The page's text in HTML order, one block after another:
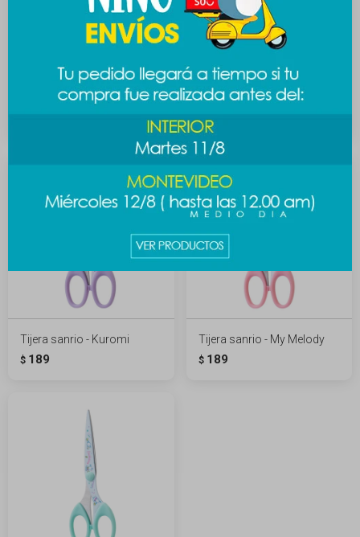
Stickers 3D Hello Kitty B -
diseño 1
Tijera sanrio - Cinnamoroll
$ 189
Tijera sanrio - Kuromi
$ 189
Tijera sanrio - My Melody
$ 189